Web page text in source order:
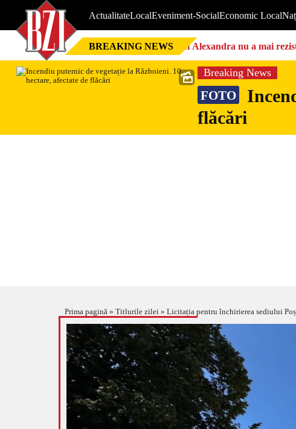
ActualitateLocalEveniment-SocialEconomic Local
BREAKING NEWS Nici Alexandra nu a mai
Breaking News
FOTO
flăcări
Prima pagină » Titlurile zilei » Licitația pentru închirierea sediului